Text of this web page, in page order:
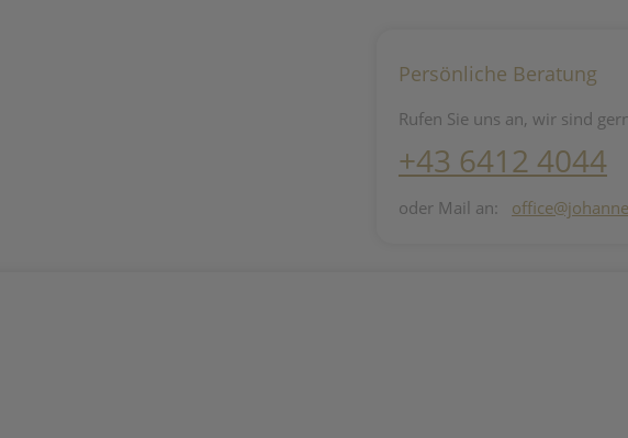
Persönliche Beratung
Rufen Sie uns an, wir sind
+43 6412 4044
oder Mail an: